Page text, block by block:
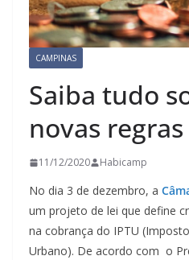
CAMPINAS
Saiba tudo
novas regras
11/12/2020 Habicamp
No dia 3 de dezembro, a
um projeto de lei que define
na cobrança do IPTU
Urbano). De acordo com o